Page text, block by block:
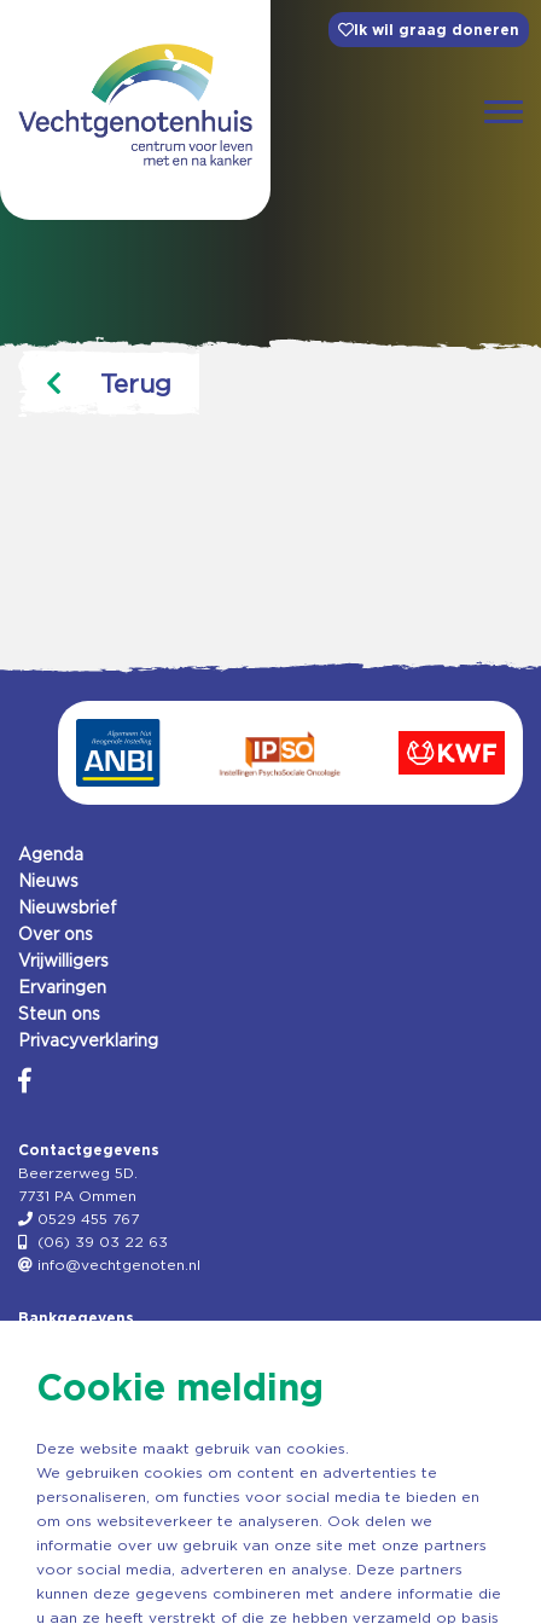
Ik wil graag doneren
Terug
Agenda
Nieuws
Nieuwsbrief
Over ons
Vrijwilligers
Ervaringen
Steun ons
Privacyverklaring
Contactgegevens
Beerzerweg 5D.
7731 PA Ommen
0529 455 767
(06) 39 03 22 63
info@vechtgenoten.nl
Bankgegevens
Rek.nr: NL85RABO0127579230
Copyright ©2026 Vechtgenoten
Cookie melding
Deze website maakt gebruik van cookies.
We gebruiken cookies om content en advertenties te
personaliseren, om functies voor social media te bieden en
om ons websiteverkeer te analyseren. Ook delen we
informatie over uw gebruik van onze site met onze partners
voor social media, adverteren en analyse. Deze partners
kunnen deze gegevens combineren met andere informatie die
u aan ze heeft verstrekt of die ze hebben verzameld op basis